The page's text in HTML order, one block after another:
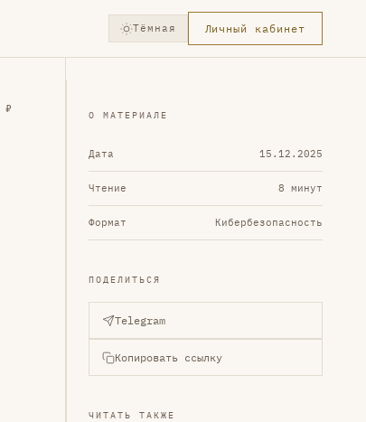
Тёмная Личный кабинет
₽
О МАТЕРИАЛЕ
Дата 15.12.2025
Чтение 8 минут
Формат Кибербезопасность
ПОДЕЛИТЬСЯ
Telegram
Копировать ссылку
ЧИТАТЬ ТАКЖЕ